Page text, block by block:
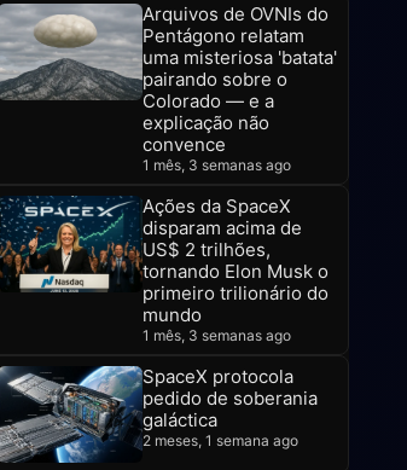
Arquivos de OVNIs do
Pentágono relatam
uma misteriosa 'batata'
pairando sobre o
Colorado — e a
explicação não
convence
1 mês, 3 semanas ago
Ações da SpaceX
disparam acima de
US$ 2 trilhões,
tornando Elon Musk o
primeiro trilionário do
mundo
1 mês, 3 semanas ago
SpaceX protocola
pedido de soberania
galáctica
2 meses, 1 semana ago